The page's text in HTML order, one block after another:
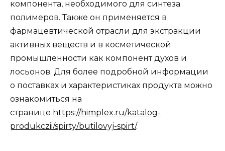
компонента, необходимого для синтеза
полимеров. Также он применяется в
фармацевтической отрасли для экстракции
активных веществ и в косметической
промышленности как компонент духов и
лосьонов. Для более подробной информации
о поставках и характеристиках продукта можно
ознакомиться на
странице https://himplex.ru/katalog-
produkczii/spirty/butilovyj-spirt/.